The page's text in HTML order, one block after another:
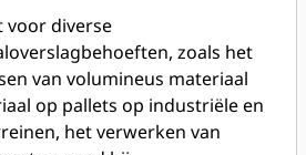
voor diverse
zoals het
van volumineus materiaal
op pallets op industriële en
het verwerken van